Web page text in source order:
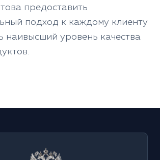
предоставить
подход к каждому клиенту
наивысший уровень качества